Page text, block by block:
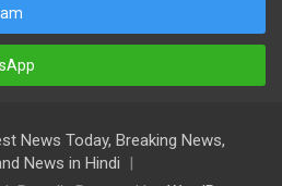
News Today, Breaking News,
News in Hindi